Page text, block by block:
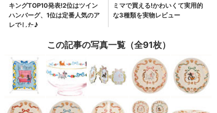
この記事の写真一覧（全91枚）